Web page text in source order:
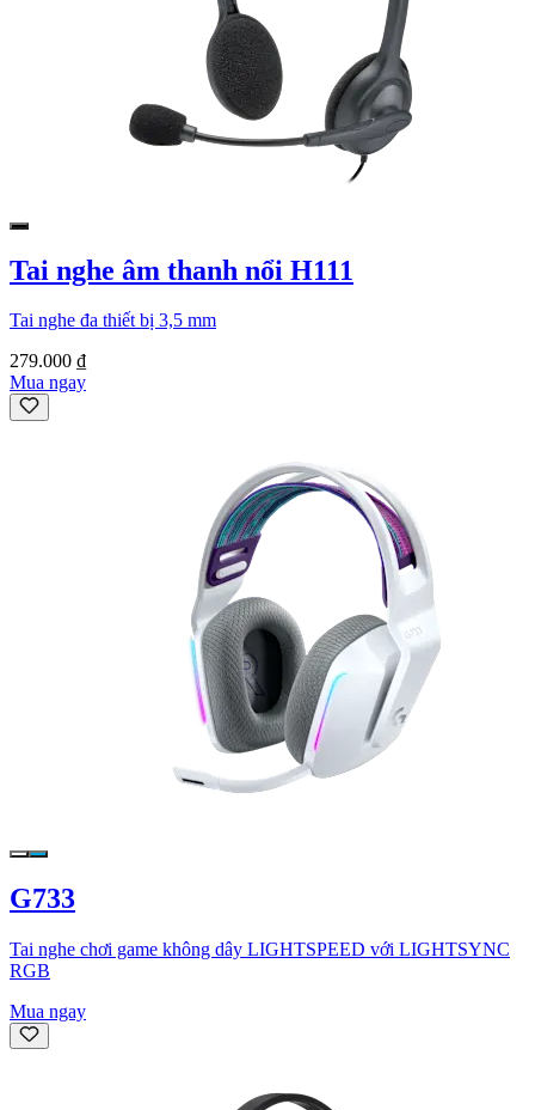
Tai nghe âm thanh nổi H111
Tai nghe đa thiết bị 3,5 mm
279.000 ₫
Mua ngay
G733
Tai nghe chơi game không dây LIGHTSPEED với LIGHTSYNC
RGB
Mua ngay